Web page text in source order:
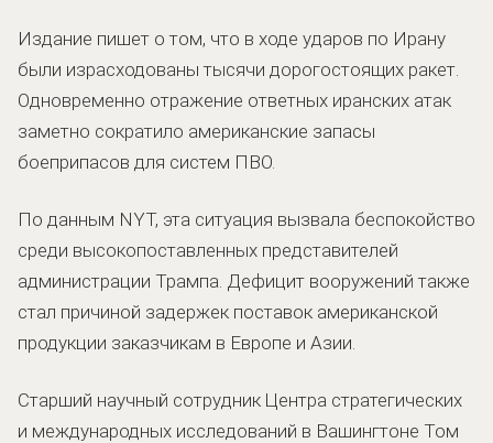
Издание пишет о том, что в ходе ударов по Ирану
были израсходованы тысячи дорогостоящих ракет.
Одновременно отражение ответных иранских атак
заметно сократило американские запасы
боеприпасов для систем ПВО.
По данным NYT, эта ситуация вызвала беспокойство
среди высокопоставленных представителей
администрации Трампа. Дефицит вооружений также
стал причиной задержек поставок американской
продукции заказчикам в Европе и Азии.
Старший научный сотрудник Центра стратегических
и международных исследований в Вашингтоне Том